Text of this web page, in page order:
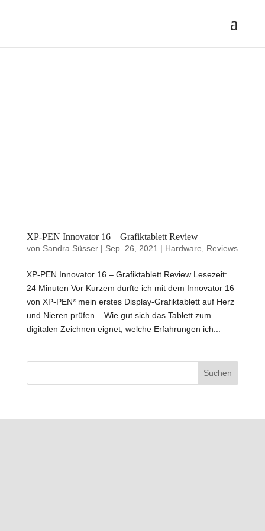
XP-PEN Innovator 16 – Grafiktablett Review
von Sandra Süsser| Sep. 26, 2021 | Hardware Reviews
XP-PEN Innovator 16 – Grafiktablett Review Lesezeit:
24 Minuten Vor Kurzem durfte ich mit dem Innovator 16
von XP-PEN* mein erstes Display-Grafiktablett auf Herz
und Nieren prüfen. Wie gut sich das Tablett zum
digitalen Zeichnen eignet, welche Erfahrungen ich...